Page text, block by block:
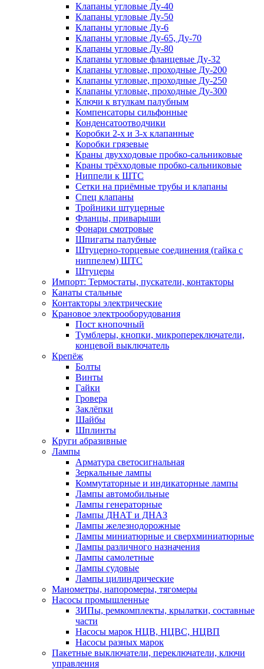
Клапаны угловые Ду-40
Клапаны угловые Ду-50
Клапаны угловые Ду-6
Клапаны угловые Ду-65, Ду-70
Клапаны угловые Ду-80
Клапаны угловые фланцевые Ду-32
Клапаны угловые, проходные Ду-200
Клапаны угловые, проходные Ду-250
Клапаны угловые, проходные Ду-300
Ключи к втулкам палубным
Компенсаторы сильфонные
Конденсатоотводчики
Коробки 2-х и 3-х клапанные
Коробки грязевые
Краны двухходовые пробко-сальниковые
Краны трёхходовые пробко-сальниковые
Ниппели к ШТС
Сетки на приёмные трубы и клапаны
Спец клапаны
Тройники штуцерные
Фланцы, приварыши
Фонари смотровые
Шпигаты палубные
Штуцерно-торцевые соединения (гайка с
ниппелем) ШТС
Штуцеры
Импорт: Термостаты, пускатели, контакторы
Канаты стальные
Контакторы электрические
Крановое электрооборудования
Пост кнопочный
Тумблеры, кнопки, микропереключатели,
концевой выключатель
Крепёж
Болты
Винты
Гайки
Гровера
Заклёпки
Шайбы
Шплинты
Круги абразивные
Лампы
Арматура светосигнальная
Зеркальные лампы
Коммутаторные и индикаторные лампы
Лампы автомобильные
Лампы генераторные
Лампы ДНАТ и ДНАЗ
Лампы железнодорожные
Лампы миниатюрные и сверхминиатюрные
Лампы различного назначения
Лампы самолетные
Лампы судовые
Лампы цилиндрические
Манометры, напоромеры, тягомеры
Насосы промышленные
ЗИПы, ремкомплекты, крылатки, составные
части
Насосы марок НЦВ, НЦВС, НЦВП
Насосы разных марок
Пакетные выключатели, переключатели, ключи
управления